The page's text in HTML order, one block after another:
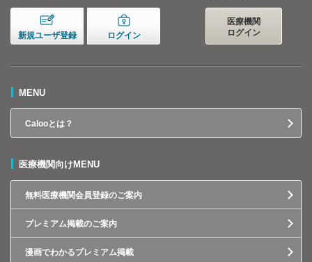
新規ユーザ登録 ログイン
医療機関
ログイン
MENU
Calooとは？
医療機関向けMENU
無料医療機関会員登録のご案内
プレミアム掲載のご案内
漫画でわかるプレミアム掲載